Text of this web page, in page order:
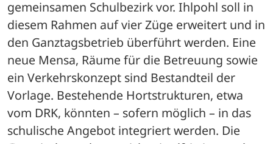
gemeinsamen Schulbezirk vor. Ihlpohl soll in
diesem Rahmen auf vier Züge erweitert und in
den Ganztagsbetrieb überführt werden. Eine
neue Mensa, Räume für die Betreuung sowie
ein Verkehrskonzept sind Bestandteil der
Vorlage. Bestehende Hortstrukturen, etwa
vom DRK, könnten – sofern möglich – in das
schulische Angebot integriert werden. Die